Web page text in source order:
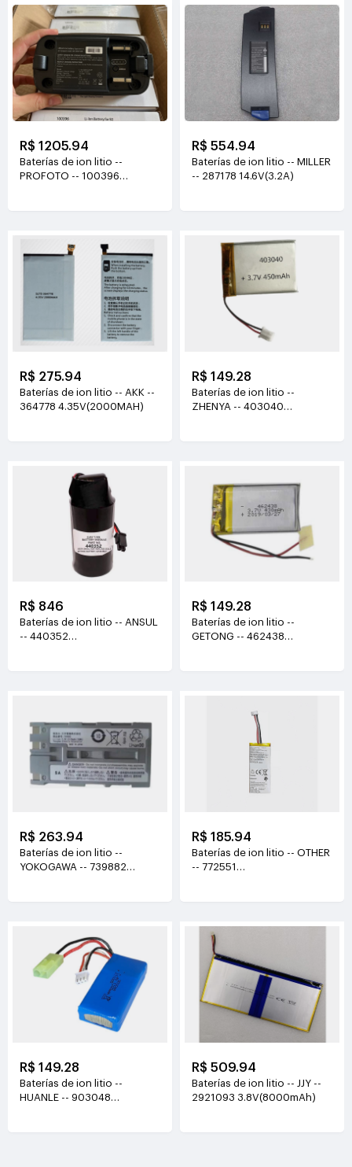
R$ 1205.94
Baterías de ion litio --
PROFOTO -- 100396
R$ 554.94
Baterías de ion litio -- MILLER
-- 287178 14.6V(3.2A)
R$ 275.94
Baterías de ion litio -- AKK --
364778 4.35V(2000MAH)
R$ 149.28
Baterías de ion litio --
ZHENYA -- 403040
R$ 846
Baterías de ion litio -- ANSUL
-- 440352
R$ 149.28
Baterías de ion litio --
GETONG -- 462438
R$ 263.94
Baterías de ion litio --
YOKOGAWA -- 739882
R$ 185.94
Baterías de ion litio -- OTHER
-- 772551
R$ 149.28
Baterías de ion litio --
HUANLE -- 903048
R$ 509.94
Baterías de ion litio -- JJY --
2921093 3.8V(8000mAh)